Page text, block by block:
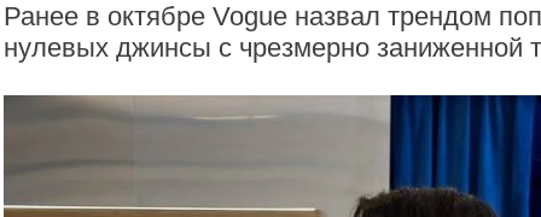
Ранее в октябре Vogue назвал трендом
нулевых джинсы с чрезмерно заниженной